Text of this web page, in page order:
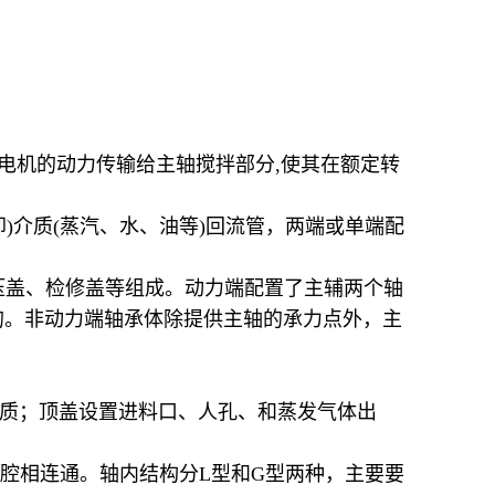
机的动力传输给主轴搅拌部分,使其在额定转
介质(蒸汽、水、油等)回流管，两端或单端配
、检修盖等组成。动力端配置了主辅两个轴
非动力端轴承体除提供主轴的承力点外，主
；顶盖设置进料口、人孔、和蒸发气体出
相连通。轴内结构分L型和G型两种，主要要